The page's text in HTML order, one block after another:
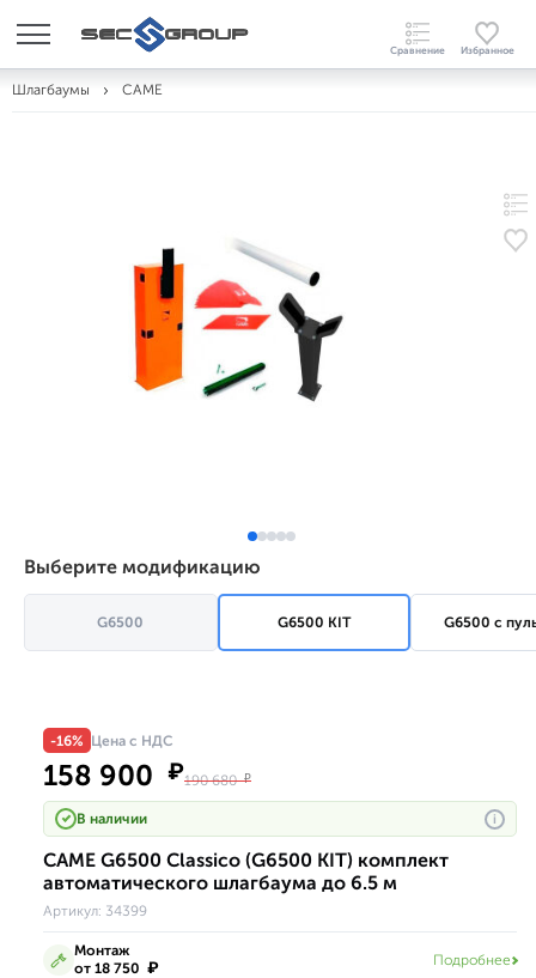
Шлагбаумы CAME
Выберите модификацию
G6500 G6500 KIT G6500 с
-16% Цена с НДС
158 900 ₽190 680₽
В наличии i
CAME G6500 Classico (G6500 KIT) комплект
автоматического шлагбаума до 6.5 м
Артикул: 34399
Монтаж
от 18 750 ₽ Подробнее